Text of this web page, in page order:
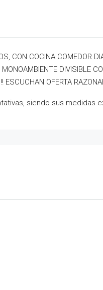
CON COCINA COMEDOR
DIVISIBLE
ESCUCHAN OFERTA
siendo sus medidas